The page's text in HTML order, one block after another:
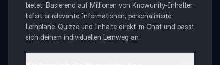
bietet. Basierend auf Millionen von Knowunity-Inhalten
liefert er relevante Informationen, personalisierte
Lernpläne, Quizze und Inhalte direkt im Chat und passt
sich deinem individuellen Lernweg an.